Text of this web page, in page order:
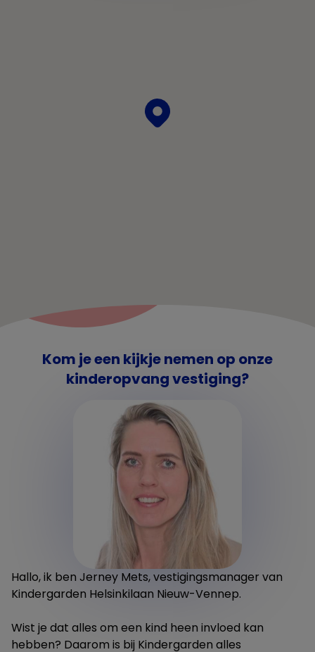
Kom je een kijkje nemen op onze
kinderopvang vestiging?
Hallo, ik ben Jerney Mets, vestigingsmanager van
Kindergarden Helsinkilaan Nieuw-Vennep.
Wist je dat alles om een kind heen invloed kan
hebben? Daarom is bij Kindergarden alles